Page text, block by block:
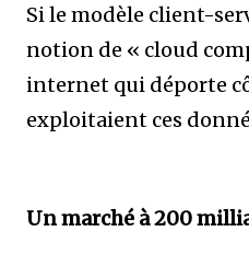
Si le modèle client-
notion de « cloud
internet qui déporte
exploitaient ces
Un marché à 200